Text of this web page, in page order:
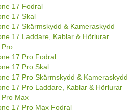
17 Fodral
17 Skal
17 Skärmskydd & Kameraskydd
17 Laddare, Kablar & Hörlurar
Pro
17 Pro Fodral
17 Pro Skal
17 Pro Skärmskydd & Kameraskydd
17 Pro Laddare, Kablar & Hörlurar
Max
17 Pro Max Fodral